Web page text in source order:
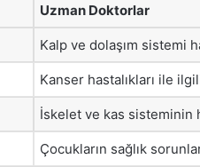
Uzman Doktorlar
Kalp ve dolaşım sistemi
Kanser hastalıkları ile
İskelet ve kas sisteminin
Çocukların sağlık